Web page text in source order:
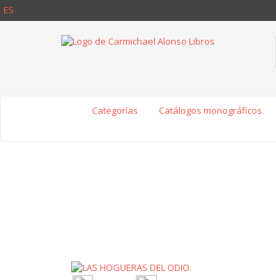
ES
Categorías Catálogos monográficos